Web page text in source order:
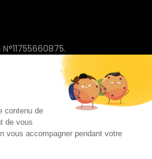
réservés.
contenu de
de vous
vous accompagner pendant votre